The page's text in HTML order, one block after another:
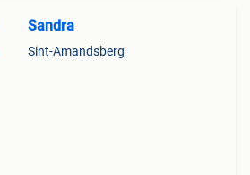
Sandra
Sint-Amandsberg